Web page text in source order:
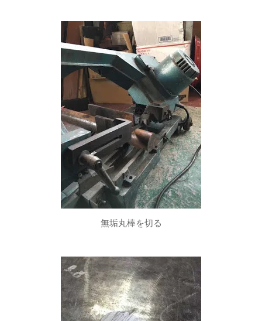
無垢丸棒を切る